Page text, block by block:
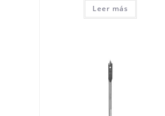
Leer más